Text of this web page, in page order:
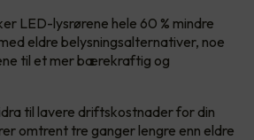
LED-lysrørene hele 60 % mindre
eldre belysningsalternativer, noe
til et mer bærekraftig og
til lavere driftskostnader for din
omtrent tre ganger lengre enn eldre